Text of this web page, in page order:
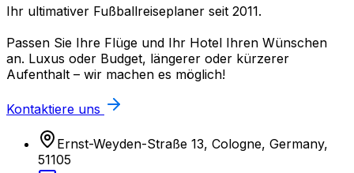
Ihr ultimativer Fußballreiseplaner seit 2011.
Passen Sie Ihre Flüge und Ihr Hotel Ihren Wünschen
an. Luxus oder Budget, längerer oder kürzerer
Aufenthalt – wir machen es möglich!
Kontaktiere uns
Ernst-Weyden-Straße 13, Cologne, Germany,
51105